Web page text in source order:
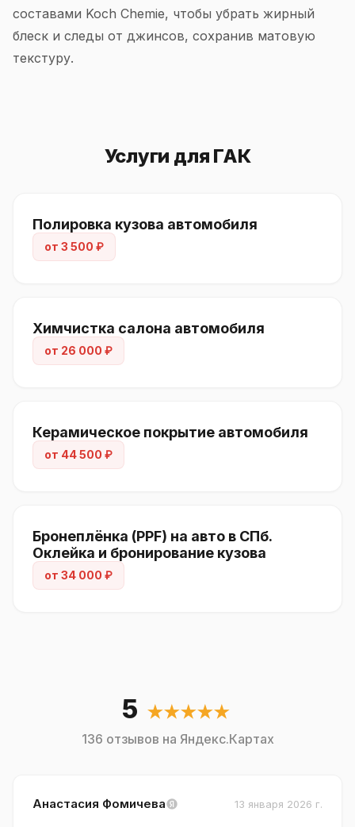
составами Koch Chemie, чтобы убрать жирный
блеск и следы от джинсов, сохранив матовую
текстуру.
Услуги для ГАК
Полировка кузова автомобиля
от 3 500 ₽
Химчистка салона автомобиля
от 26 000 ₽
Керамическое покрытие автомобиля
от 44 500 ₽
Бронеплёнка (PPF) на авто в СПб.
Оклейка и бронирование кузова
от 34 000 ₽
5 ★★★★★
136 отзывов на Яндекс.Картах
Анастасия Фомичева 13 января 2026 г.